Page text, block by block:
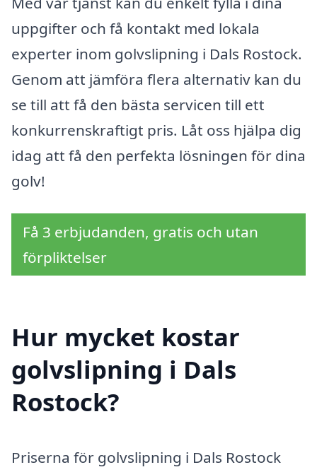
uppgifter och få kontakt med lokala
experter inom golvslipning i Dals Rostock.
Genom att jämföra flera alternativ kan du
se till att få den bästa servicen till ett
konkurrenskraftigt pris. Låt oss hjälpa dig
idag att få den perfekta lösningen för dina
golv!
Få 3 erbjudanden, gratis och utan
förpliktelser
Hur mycket kostar
golvslipning i Dals
Rostock?
Priserna för golvslipning i Dals Rostock